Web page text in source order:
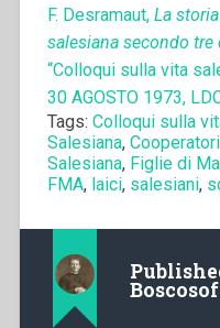
F. Desramaut, La
salesiana secondo
“Colloqui sulla vita
30 AGOSTO 1973,
Tags: Colloqui sulla
Salesiana,
Salesiana, Figlie di
FMA, laici, salesiani,